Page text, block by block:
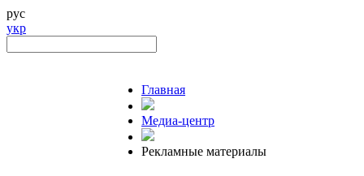
рус
укр
Главная
Медиа-центр
Рекламные материалы